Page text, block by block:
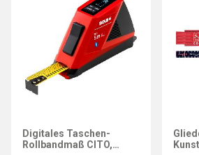
Digitales Taschen-
Rollbandmaß CITO,